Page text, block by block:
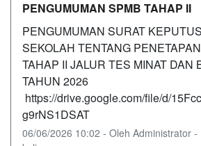
PENGUMUMAN SPMB TAHAP II
PENGUMUMAN SURAT
SEKOLAH TENTANG
TAHAP II JALUR TES MINAT DAN
TAHUN 2026
https://drive.google.com/file/d/
g9rNS1DSAT
06/06/2026 10:02 - Oleh Administrator -